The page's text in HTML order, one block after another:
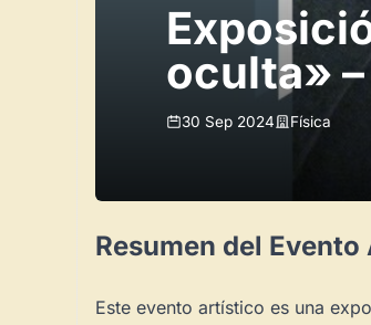
oculta»
30 Sep 2024 Física
Resumen del
Este evento artístico es una